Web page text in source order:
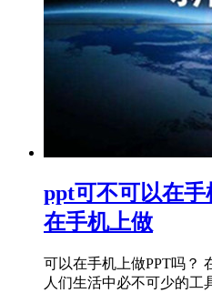
ppt可不可以在
在手机上做
可以在手机上做PPT吗？
人们生活中必不可少的工